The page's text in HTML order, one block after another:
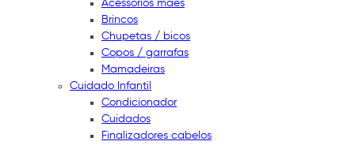
Acessórios mães
Brincos
Chupetas / bicos
Copos / garrafas
Mamadeiras
Cuidado Infantil
Condicionador
Cuidados
Finalizadores cabelos